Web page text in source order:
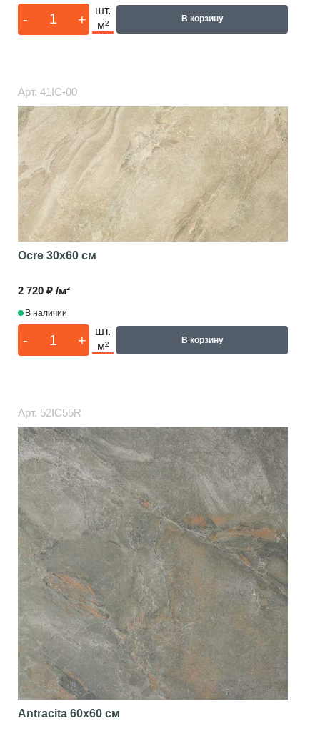
- +
шт.
м²
В корзину
Арт. 41IC-00
Ocre 30x60 см
2 720 ₽ /м²
В наличии
- +
шт.
м²
В корзину
Арт. 52IC55R
Antracita 60x60 см